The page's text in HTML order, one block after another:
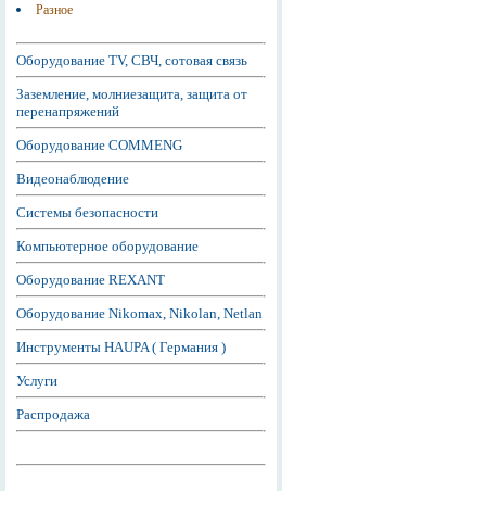
Разное
Оборудование TV, СВЧ, сотовая связь
Заземление, молниезащита, защита от
перенапряжений
Оборудование COMMENG
Видеонаблюдение
Системы безопасности
Компьютерное оборудование
Оборудование REXANT
Оборудование Nikomax, Nikolan, Netlan
Инструменты HAUPA ( Германия )
Услуги
Распродажа